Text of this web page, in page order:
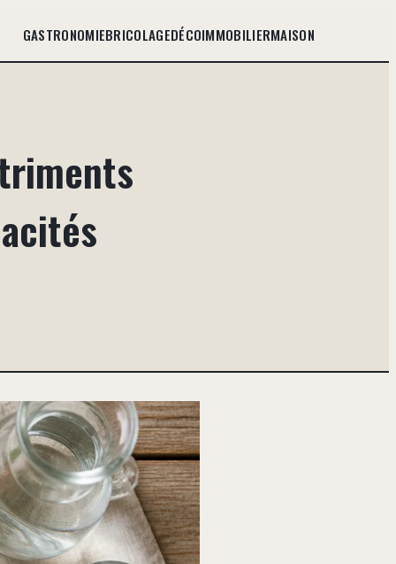
GASTRONOMIEBRICOLAGEDÉCOIMMOBILIERMAISON